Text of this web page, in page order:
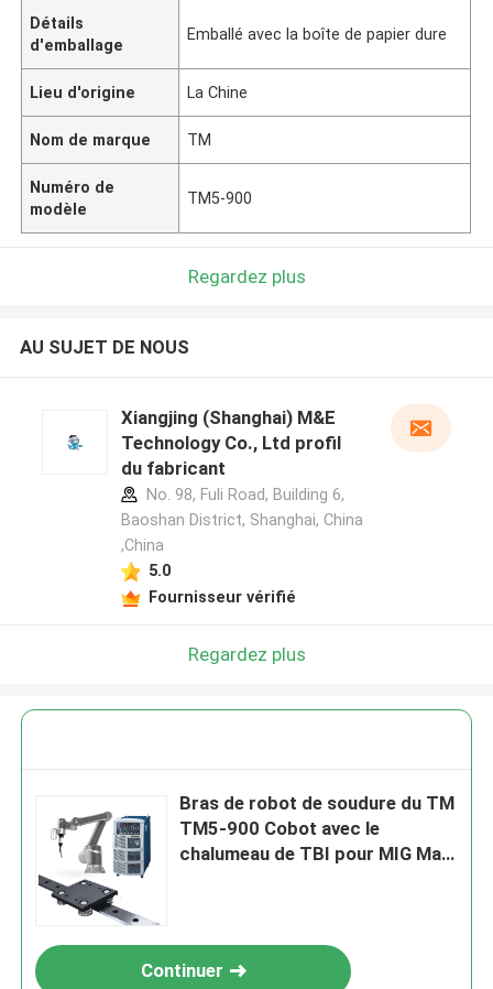
Détails
d'emballage
Emballé avec la boîte de papier dure
Lieu d'origine La Chine
Nom de marque TM
Numéro de
modèle
TM5-900
Regardez plus
AU SUJET DE NOUS
Xiangjing (Shanghai) M&E
Technology Co., Ltd profil
du fabricant
No. 98, Fuli Road, Building 6,
Baoshan District, Shanghai, China
,China
5.0
Fournisseur vérifié
Regardez plus
Bras de robot de soudure du TM
TM5-900 Cobot avec le
chalumeau de TBI pour MIG Mag
Continuer